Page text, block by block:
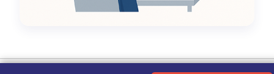
Kebijakan Privasi|Tentang Kami|